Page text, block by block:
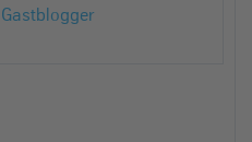
Gastblogger